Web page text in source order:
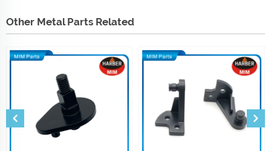
Other Metal Parts Related